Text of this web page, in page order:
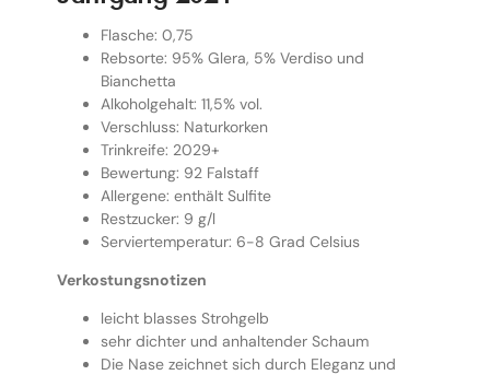
Versandkostenfrei in Österreich &
Deutschland!
Kaufe versandkostenfrei ab 250€ in Österreich und
ab 300€ in Deutschland. Der Rabatt wird automatisch
vor der Bezahlung hinzugefügt.
Flasche: 0,75
Rebsorte: 95% Glera, 5% Verdiso und
Bianchetta
Alkoholgehalt: 11,5% vol.
Verschluss: Naturkorken
Trinkreife: 2029+
Bewertung: 92 Falstaff
Allergene: enthält Sulfite
Restzucker: 9 g/l
Serviertemperatur: 6-8 Grad Celsius
Verkostungsnotizen
leicht blasses Strohgelb
sehr dichter und anhaltender Schaum
Die Nase zeichnet sich durch Eleganz und